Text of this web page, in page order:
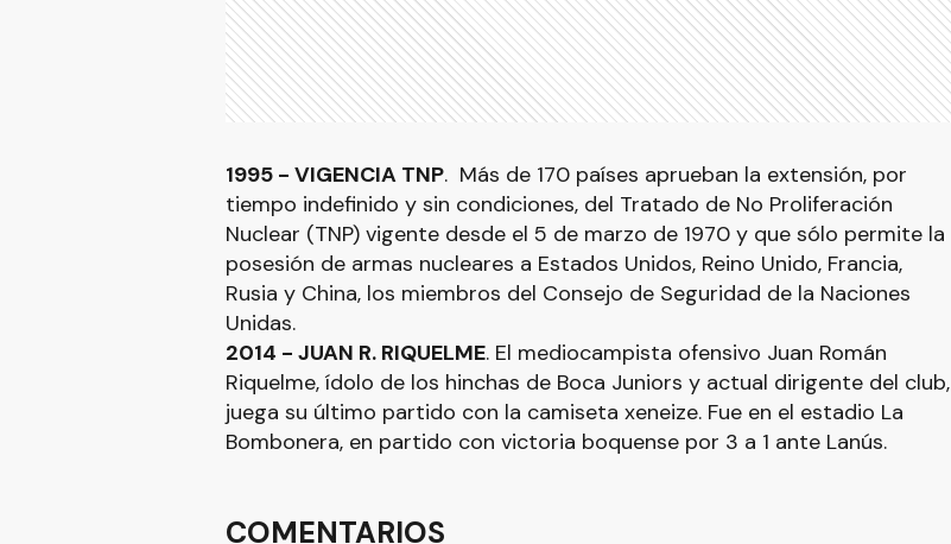
1995 - VIGENCIA TNP. Más de 170 países aprueban la extensión, por
tiempo indefinido y sin condiciones, del Tratado de No Proliferación
Nuclear (TNP) vigente desde el 5 de marzo de 1970 y que sólo permite la
posesión de armas nucleares a Estados Unidos, Reino Unido, Francia,
Rusia y China, los miembros del Consejo de Seguridad de la Naciones
Unidas.
2014 - JUAN R. RIQUELME. El mediocampista ofensivo Juan Román
Riquelme, ídolo de los hinchas de Boca Juniors y actual dirigente del club,
juega su último partido con la camiseta xeneize. Fue en el estadio La
Bombonera, en partido con victoria boquense por 3 a 1 ante Lanús.
COMENTARIOS